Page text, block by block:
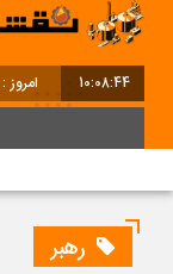
10:08:45 امروز :
رهبر